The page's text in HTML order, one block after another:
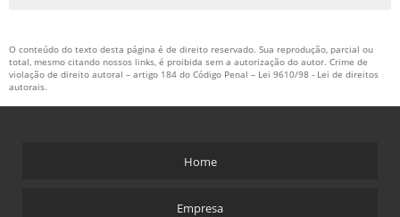
O conteúdo do texto desta página é de direito reservado. Sua reprodução, parcial ou
total, mesmo citando nossos links, é proibida sem a autorização do autor. Crime de
violação de direito autoral – artigo 184 do Código Penal – Lei 9610/98 - Lei de direitos
autorais.
Home
Empresa